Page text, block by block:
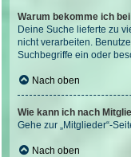
Warum bekomme ich
Deine Suche lieferte zu
nicht verarbeiten.
Suchbegriffe ein oder
Nach oben
Wie kann ich nach
Gehe zur „Mitglieder“-
Nach oben